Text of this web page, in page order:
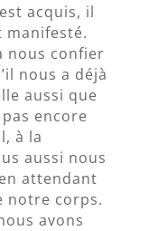
acquis, il
manifesté.
nous confier
nous a déjà
aussi que
encore
à la
aussi nous
attendant
notre corps.
avons